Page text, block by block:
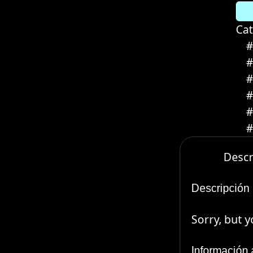
Cala
Descripción
Sorry, but
Información